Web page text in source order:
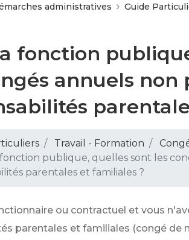
administratives Guide
fonction
annuels non
Travail - Formation
fonction publique, quelles sont les
parentales et familiales ?
ou contractuel et vous
parentales et familiales (congé de